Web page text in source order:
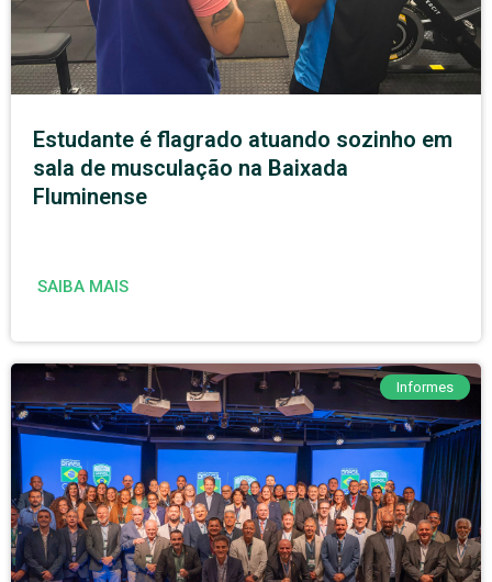
Estudante é flagrado atuando sozinho em
sala de musculação na Baixada
Fluminense
SAIBA MAIS
Informes